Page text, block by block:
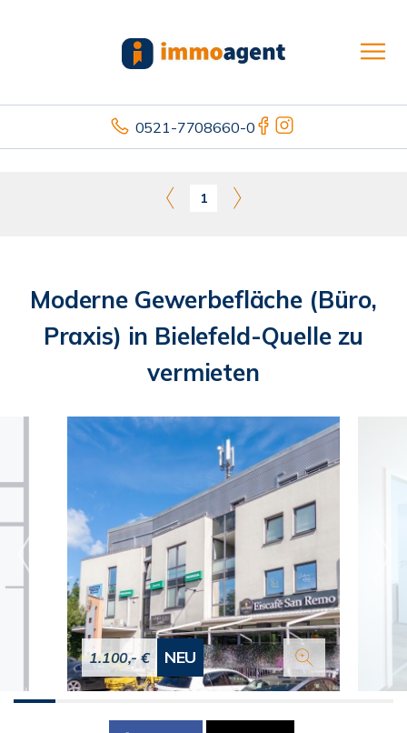
0521-7708660-0
1
Moderne Gewerbefläche (Büro,
Praxis) in Bielefeld-Quelle zu
vermieten
1.100,- € NEU